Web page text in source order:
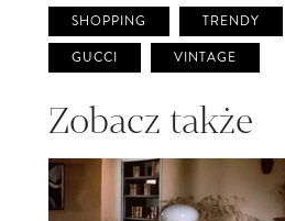
SHOPPING TRENDY
GUCCI
VINTAGE
Zobacz także